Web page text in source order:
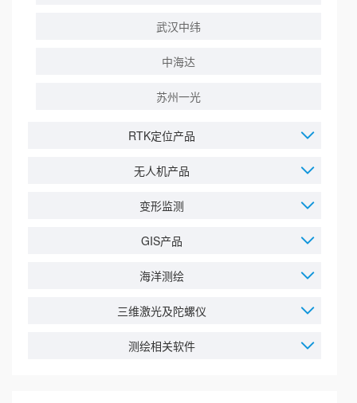
武汉中纬
中海达
苏州一光
RTK定位产品
无人机产品
变形监测
GIS产品
海洋测绘
三维激光及陀螺仪
测绘相关软件